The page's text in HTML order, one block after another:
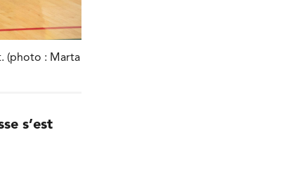
(photo : Marta
s’est